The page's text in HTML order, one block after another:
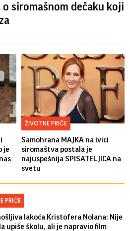
siromašnom dečaku koji
je
ŽIVOTNE PRIČE
Samohrana MAJKA na ivici
siromaštva postala je
najuspešnija SPISATELJICA na
svetu
PRIČE
lakoća Kristofera Nolana: Nije
upiše školu, ali je napravio film